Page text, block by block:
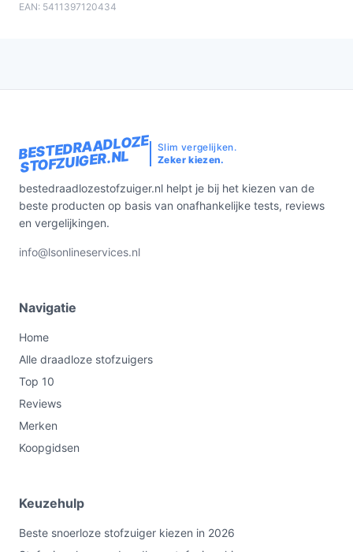
EAN: 5411397120434
BESTEDRAADLOZE
STOFZUIGER.NL
Slim vergelijken.
Zeker kiezen.
bestedraadlozestofzuiger.nl helpt je bij het kiezen van de
beste producten op basis van onafhankelijke tests, reviews
en vergelijkingen.
info@lsonlineservices.nl
Navigatie
Home
Alle draadloze stofzuigers
Top 10
Reviews
Merken
Koopgidsen
Keuzehulp
Beste snoerloze stofzuiger kiezen in 2026